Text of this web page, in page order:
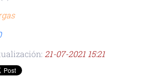
21-07-2021 15:21